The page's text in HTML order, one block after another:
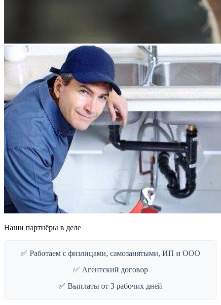
Наши партнёры в деле
✅ Работаем с физлицами, самозанятыми, ИП и ООО
✅ Агентский договор
✅ Выплаты от 3 рабочих дней